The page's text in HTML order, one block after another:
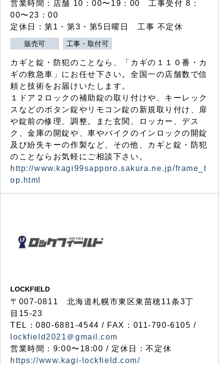
営業時間：店舗 10：00〜19：00 工事受付 8：
00〜23：00
定休日：第1・第3・第5日曜日 工事 不定休
販売可 工事・取付可
カギと錠・防犯のことなら、「カギの１１０番・カ
ギの救急車」にお任せ下さい。全国一の店舗数で信
頼と技術をお届けいたします。
１ドア２ロックの補助錠の取り付けや、キーレック
スなどのボタン錠やリモコン錠の新規取り付け、扉
や錠前の修理、調整。また玄関、ロッカー、デス
ク、金庫の開錠や、車やバイクのインロックの開錠
及び紛失キーの作製など、その他、カギと錠・防犯
のことならお気軽にご相談下さい。
http://www.kagi99sapporo.sakura.ne.jp/frame_t
op.html
LOCKFIELD
〒007-0811 北海道札幌市東区東苗穂11条3丁
目15-23
TEL：080-6881-4544 / FAX：011-790-6105 /
lockfield2021＠gmail.com
営業時間：9:00〜18:00 / 定休日：不定休
https://www.kagi-lockfield.com/